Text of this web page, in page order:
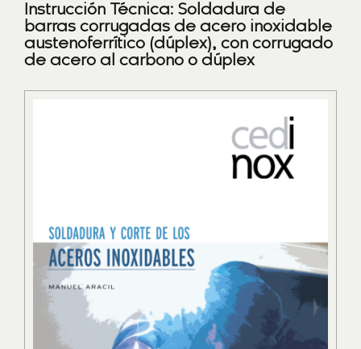
Instrucción Técnica: Soldadura de
barras corrugadas de acero inoxidable
austenoferrítico (dúplex), con corrugado
de acero al carbono o dúplex